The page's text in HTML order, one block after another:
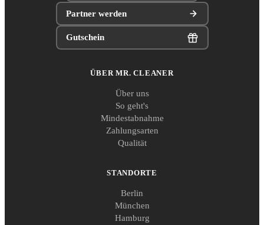
Partner werden
Gutschein
ÜBER MR. CLEANER
Über uns
So geht's
Mindestabnahme
Zahlungsarten
Qualität
STANDORTE
Berlin
München
Hamburg